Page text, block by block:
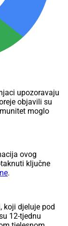
upozoravaju
objavili su
moglo
ovog
ključne
.
koji djeluje pod
12-tjednu